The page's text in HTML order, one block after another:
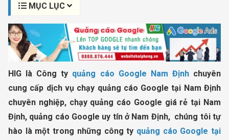
MỤC LỤC
HIG là Công ty quảng cáo Google Nam Địnhchuyên
cung cấp dịch vụ chạy quảng cáo Google tại Nam Định
chuyên nghiệp, chạy quảng cáo Google giá rẻ tại Nam
Định, quảng cáo Google uy tín ở Nam Định, chúng tôi tự
hào là một trong những công ty quảng cáo Google tại